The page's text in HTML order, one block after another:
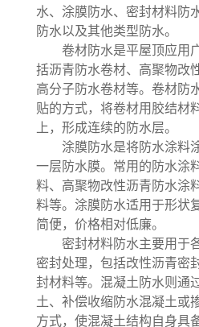
水、涂膜防水、密封材料防
防水以及其他类型防水。
卷材防水是平屋顶应用
括沥青防水卷材、高聚物改
高分子防水卷材等。卷材防
贴的方式，将卷材用胶结材
上，形成连续的防水层。
涂膜防水是将防水涂料
一层防水膜。常用的防水涂
料、高聚物改性沥青防水涂
料等。涂膜防水适用于形状
简便，价格相对低廉。
密封材料防水主要用于
密封处理，包括改性沥青密
封材料等。混凝土防水则通
土、补偿收缩防水混凝土或
方式，使混凝土结构自身具